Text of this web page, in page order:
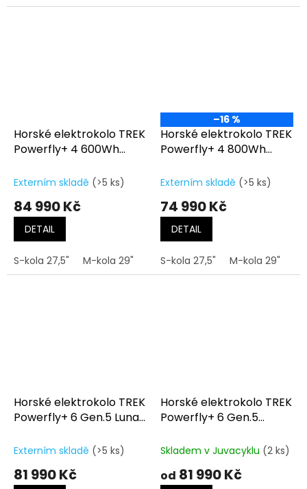
Horské elektrokolo TREK
Powerfly+ 4 600Wh
Mercury/Gloss Power
Externím skladě (>5 ks)
84 990 Kč
DETAIL
S-kola 27,5" M-kola 29" L-kola 29" XL-kola 29"
–16 %
Horské elektrokolo TREK
Powerfly+ 4 800Wh
Star/Matte Dark Web
Externím skladě (>5 ks)
74 990 Kč
DETAIL
S-kola 27,5" M-kola 29"
Horské elektrokolo TREK
Powerfly+ 6 Gen.5 Lunar
Externím skladě (>5 ks)
81 990 Kč
Horské elektrokolo TREK
Powerfly+ 6 Gen.5
Blue
Skladem v Juvacyklu (2 ks)
od 81 990 Kč